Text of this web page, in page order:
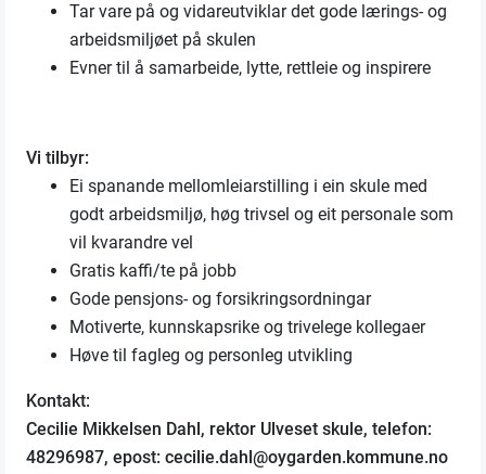
Tar vare på og vidareutviklar det gode lærings- og
arbeidsmiljøet på skulen
Evner til å samarbeide, lytte, rettleie og inspirere
Vi tilbyr:
Ei spanande mellomleiarstilling i ein skule med
godt arbeidsmiljø, høg trivsel og eit personale som
vil kvarandre vel
Gratis kaffi/te på jobb
Gode pensjons- og forsikringsordningar
Motiverte, kunnskapsrike og trivelege kollegaer
Høve til fagleg og personleg utvikling
Kontakt:
Cecilie Mikkelsen Dahl, rektor Ulveset skule, telefon:
48296987, epost: cecilie.dahl@oygarden.kommune.no